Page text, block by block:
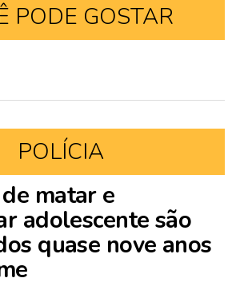
PODE GOSTAR
POLÍCIA
matar e
adolescente são
quase nove anos